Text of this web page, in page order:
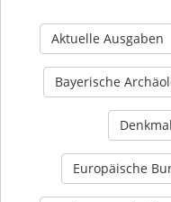
Aktuelle Ausgaben
Bayerische
Europäische